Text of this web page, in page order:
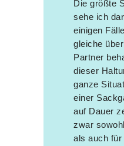
Die größte
sehe ich
einigen
gleiche
Partner
dieser
ganze
einer
auf Dauer
zwar
als auch für